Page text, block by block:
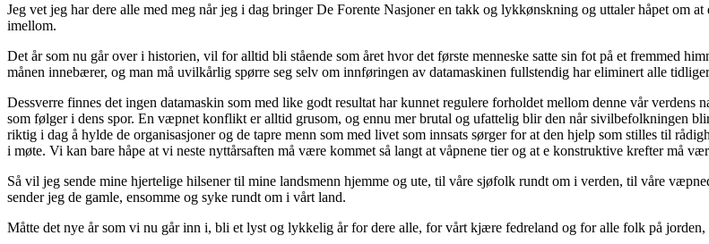
Jeg vet jeg har dere alle med meg når jeg i dag bringer De Forente Nasjoner en takk og lykkønskning og uttaler håpet om
imellom.
Det år som nu går over i historien, vil for alltid bli stående som året hvor det første menneske satte sin fot på et fremmed
månen innebærer, og man må uvilkårlig spørre seg selv om innføringen av datamaskinen fullstendig har eliminert alle
Dessverre finnes det ingen datamaskin som med like godt resultat har kunnet regulere forholdet mellom denne vår
som følger i dens spor. En væpnet konflikt er alltid grusom, og ennu mer brutal og ufattelig blir den når sivilbefolkningen
riktig i dag å hylde de organisasjoner og de tapre menn som med livet som innsats sørger for at den hjelp som stilles til
i møte. Vi kan bare håpe at vi neste nyttårsaften må være kommet så langt at våpnene tier og at e konstruktive krefter må
Så vil jeg sende mine hjertelige hilsener til mine landsmenn hjemme og ute, til våre sjøfolk rundt om i verden, til våre
sender jeg de gamle, ensomme og syke rundt om i vårt land.
Måtte det nye år som vi nu går inn i, bli et lyst og lykkelig år for dere alle, for vårt kjære fedreland og for alle folk på jorden,